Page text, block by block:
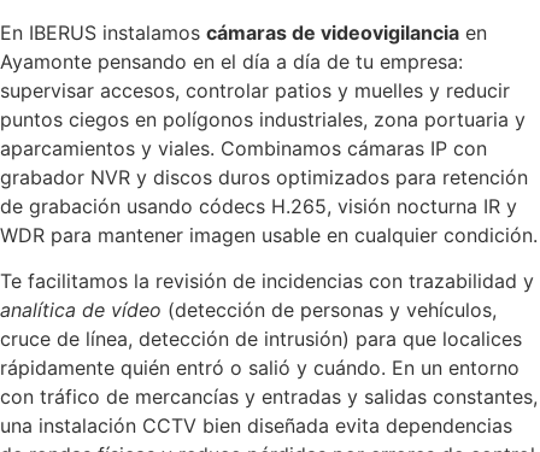
En IBERUS instalamos cámaras de videovigilancia en
Ayamonte pensando en el día a día de tu empresa:
supervisar accesos, controlar patios y muelles y reducir
puntos ciegos en polígonos industriales, zona portuaria y
aparcamientos y viales. Combinamos cámaras IP con
grabador NVR y discos duros optimizados para retención
de grabación usando códecs H.265, visión nocturna IR y
WDR para mantener imagen usable en cualquier condición.
Te facilitamos la revisión de incidencias con trazabilidad y
analítica de vídeo (detección de personas y vehículos,
cruce de línea, detección de intrusión) para que localices
rápidamente quién entró o salió y cuándo. En un entorno
con tráfico de mercancías y entradas y salidas constantes,
una instalación CCTV bien diseñada evita dependencias